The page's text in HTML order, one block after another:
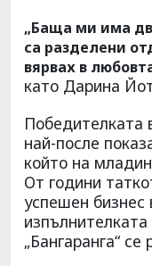
„Баща ми има
са разделени
вярвах в
като Дарина
Победителката
най-после
който на
От години
успешен бизнес
„Бангаранга“ се